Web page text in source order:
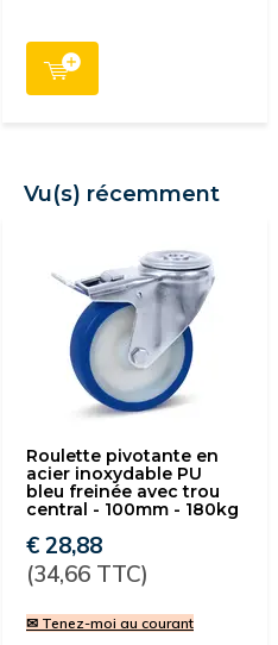
Vu(s) récemment
Roulette pivotante en
acier inoxydable PU
bleu freinée avec trou
central - 100mm - 180kg
€ 28,88
(34,66 TTC)
✉ Tenez-moi au courant